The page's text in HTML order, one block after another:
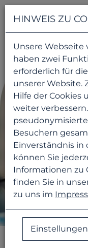
Sie wählen
HINWEIS ZU
Unsere Webseite
haben zwei
erforderlich für
unserer Website.
Hilfe der Cookies
weiter
Besuchern
Einverständnis in
können Sie
Informationen zu
finden Sie in
zu uns im
Einstellungen